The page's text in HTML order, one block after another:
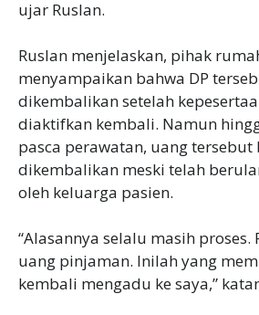
ujar Ruslan.
‎Ruslan menjelaskan, pihak
menyampaikan bahwa DP
dikembalikan setelah
diaktifkan kembali. Namun
pasca perawatan, uang
dikembalikan meski telah
oleh keluarga pasien.
‎“Alasannya selalu masih
uang pinjaman. Inilah yang
kembali mengadu ke saya,”